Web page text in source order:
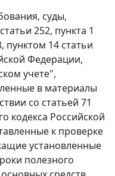
суды,
статьи 252, пункта 1
, пунктом 14 статьи
Федерации,
учете",
в материалы
со статьей 71
кодекса Российской
к проверке
установленные
полезного